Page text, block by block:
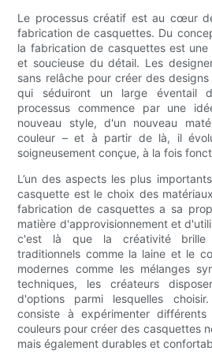
Le processus créatif est au cœur
fabrication de casquettes. Du
la fabrication de casquettes est une
et soucieuse du détail. Les
sans relâche pour créer des
qui séduiront un large éventail
processus commence par une
nouveau style, d'un nouveau
couleur – et à partir de là, il
soigneusement conçue, à la fois
L’un des aspects les plus
casquette est le choix des
fabrication de casquettes a sa
matière d'approvisionnement et
c'est là que la créativité brille
traditionnels comme la laine et le
modernes comme les mélanges
techniques, les créateurs
d'options parmi lesquelles
consiste à expérimenter
couleurs pour créer des casquettes
mais également durables et